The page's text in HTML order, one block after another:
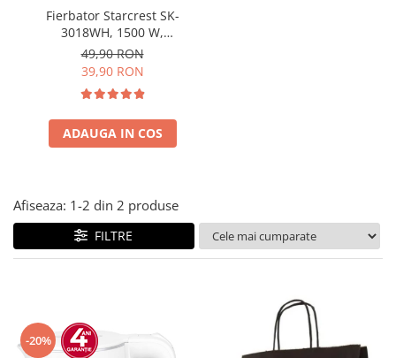
Fierbator Starcrest SK-
3018WH, 1500 W,
Capacitate 1.8 L, Oprire
automata, Alb
49,90 RON
39,90 RON
ADAUGA IN COS
Afiseaza: 1-2 din 2 produse
FILTRE
-20%